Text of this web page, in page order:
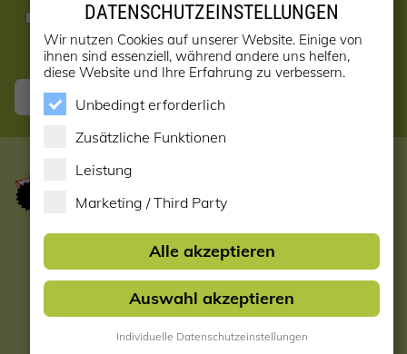
Ja, ich möchte den Newsletter erhalten! (kann jederzeit
abbestellt werden)
Anmelden
Startseite
Datenschutzerklärung
Impressum & AGB
DATENSCHUTZEINSTELLUNGEN
Wir nutzen Cookies auf unserer Website. Einige von
ihnen sind essenziell, während andere uns helfen,
diese Website und Ihre Erfahrung zu verbessern.
Unbedingt erforderlich
Zusätzliche Funktionen
Leistung
Marketing / Third Party
Alle akzeptieren
Auswahl akzeptieren
Individuelle Datenschutzeinstellungen